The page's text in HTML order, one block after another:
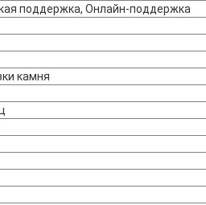
поддержка, Онлайн-поддержка
камня